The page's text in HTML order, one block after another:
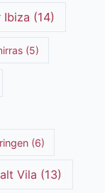
Ibiza (14)
(5)
(6)
Vila (13)